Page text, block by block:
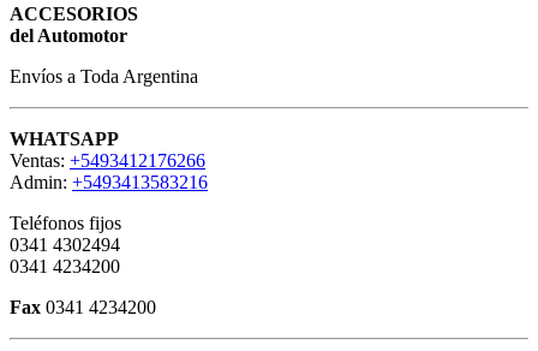
ACCESORIOS
del Automotor
Envíos a Toda Argentina
WHATSAPP
Ventas: +5493412176266
Admin: +5493413583216
Teléfonos fijos
0341 4302494
0341 4234200
Fax 0341 4234200